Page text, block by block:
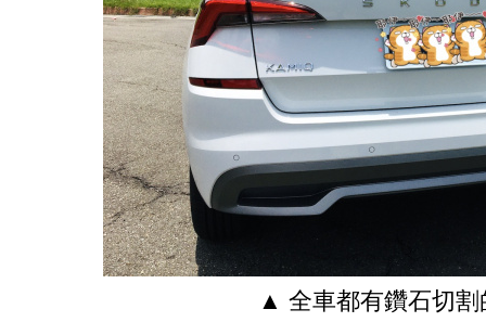
▲ 全車都有鑽石切割